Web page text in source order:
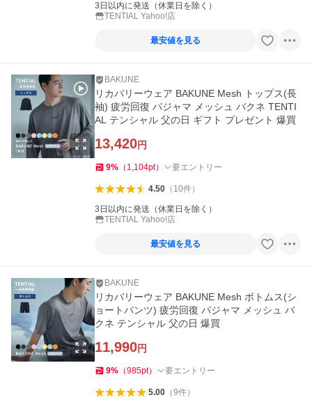
3日以内に発送（休業日を除く）
TENTIAL Yahoo!店
最安値を見る
BAKUNE
リカバリーウェア BAKUNE Mesh トップス(長
袖) 疲労回復 パジャマ メッシュ バクネ TENTI
AL テンシャル 父の日 ギフト プレゼント 爆買
13,420円
9% （ 1,104pt） 要エントリー
4.50（ 10件）
3日以内に発送（休業日を除く）
TENTIAL Yahoo!店
最安値を見る
BAKUNE
リカバリーウェア BAKUNE Mesh ボトムス(シ
ョートパンツ) 疲労回復 パジャマ メッシュ バ
クネ テンシャル 父の日 爆買
11,990円
9% （985pt） 要エントリー
5.00（9件）